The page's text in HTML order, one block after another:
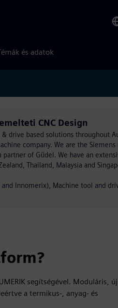
és adatok
CNC Design
drive based solutions throughout
company. We are the
of Güdel. We have an
Thailand, Malaysia and
Innomerix), Machine tool and
segítségével. Moduláris, új
a termikus-, anyag- és